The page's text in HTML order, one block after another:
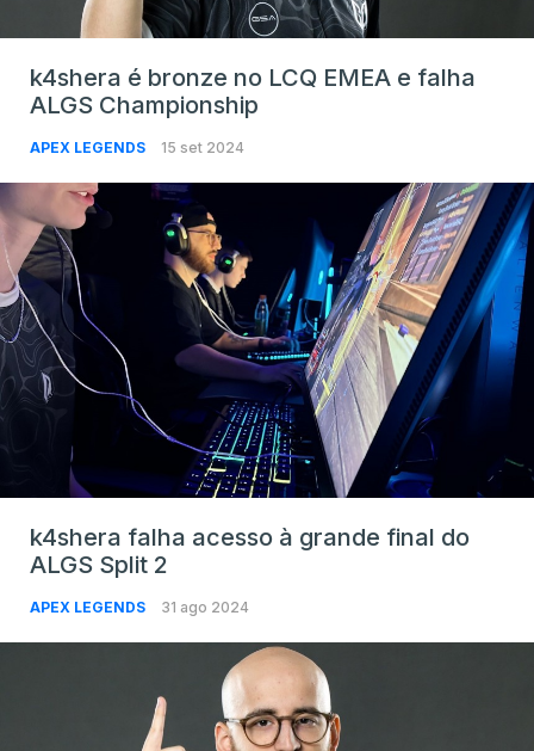
k4shera é bronze no LCQ EMEA e falha
ALGS Championship
APEX LEGENDS 15 set 2024
k4shera falha acesso à grande final do
ALGS Split 2
APEX LEGENDS 31 ago 2024